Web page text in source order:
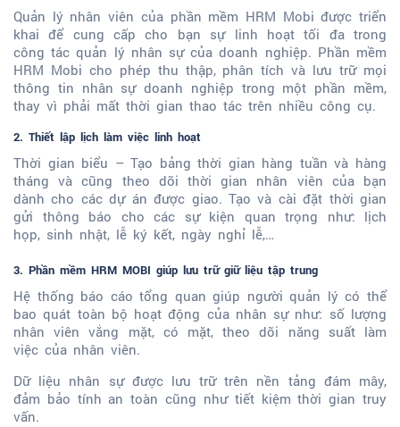
Quản lý nhân viên của phần mềm HRM Mobi được triển
khai để cung cấp cho bạn sự linh hoạt tối đa trong
công tác quản lý nhân sự của doanh nghiệp. Phần mềm
HRM Mobi cho phép thu thập, phân tích và lưu trữ mọi
thông tin nhân sự doanh nghiệp trong một phần mềm,
thay vì phải mất thời gian thao tác trên nhiều công cụ.
2. Thiết lập lịch làm việc linh hoạt
Thời gian biểu – Tạo bảng thời gian hàng tuần và hàng
tháng và cũng theo dõi thời gian nhân viên của bạn
dành cho các dự án được giao. Tạo và cài đặt thời gian
gửi thông báo cho các sự kiện quan trọng như: lịch
họp, sinh nhật, lễ ký kết, ngày nghỉ lễ,…
3. Phần mềm HRM MOBI giúp lưu trữ giữ liệu tập trung
Hệ thống báo cáo tổng quan giúp người quản lý có thể
bao quát toàn bộ hoạt động của nhân sự như: số lượng
nhân viên vắng mặt, có mặt, theo dõi năng suất làm
việc của nhân viên.
Dữ liệu nhân sự được lưu trữ trên nền tảng đám mây,
đảm bảo tính an toàn cũng như tiết kiệm thời gian truy
vấn.